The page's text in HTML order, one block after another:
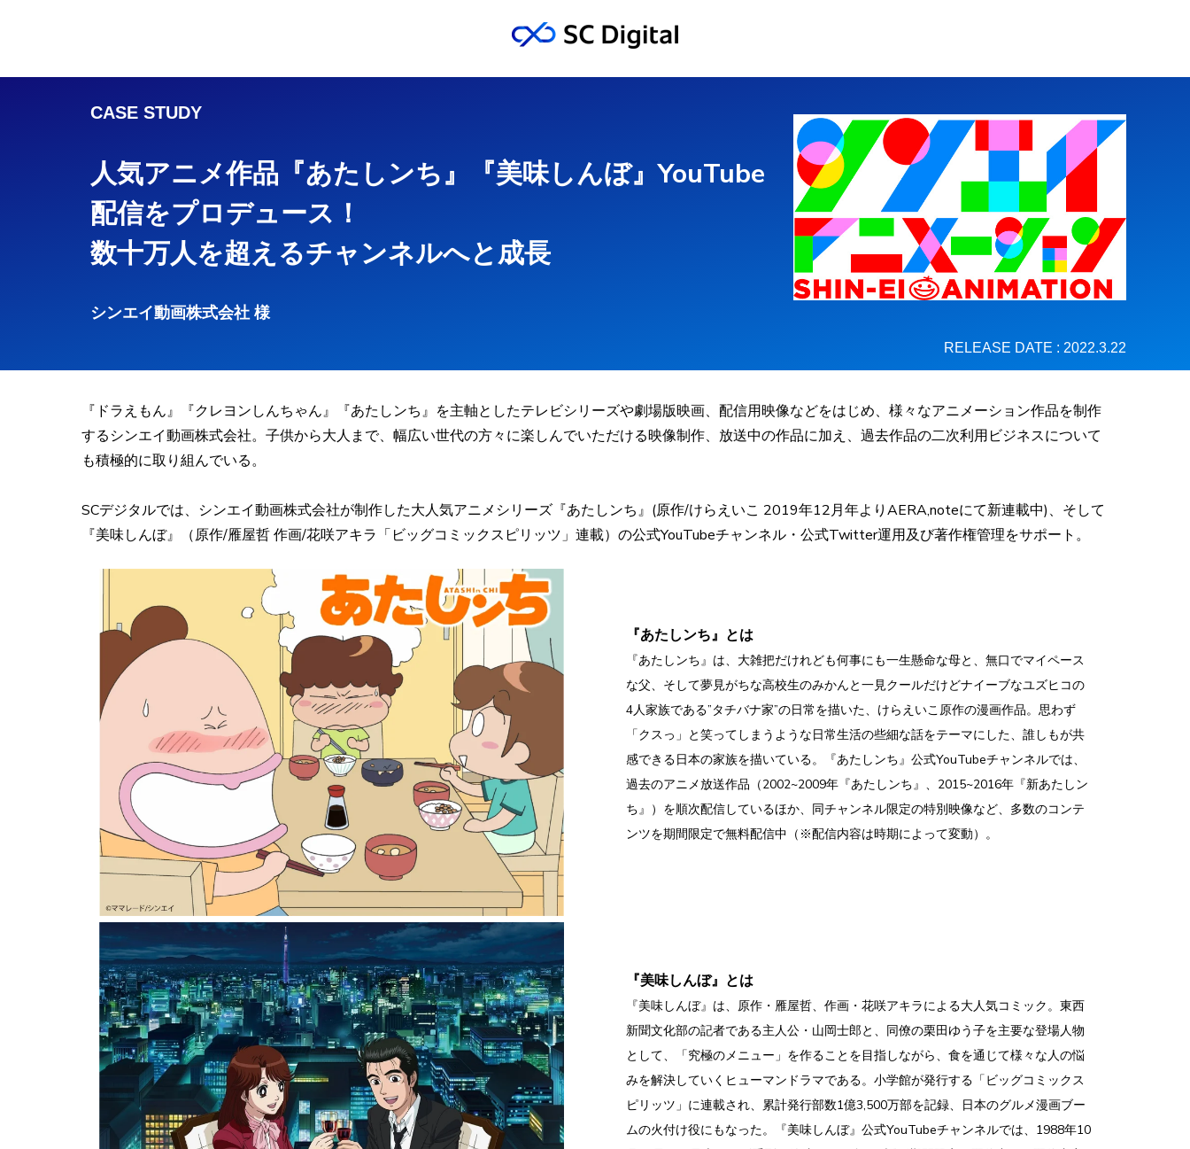
CASE STUDY
人気アニメ作品 『あたしンち』『美味しんぼ』YouTube
配信をプロデュース！
数十万人を超えるチャンネルへと成長
シンエイ動画株式会社 様
RELEASE DATE : 2022.3.22
『ドラえもん』『クレヨンしんちゃん』『あたしンち』を主軸としたテレビシリーズや劇場版映画、配信用映像などをはじめ、様々なアニメーション作品を制作
するシンエイ動画株式会社。子供から大人まで、幅広い世代の方々に楽しんでいただける映像制作、放送中の作品に加え、過去作品の二次利用ビジネスについて
も積極的に取り組んでいる。
SCデジタルでは、シンエイ動画株式会社が制作した大人気アニメシリーズ『あたしンち』(原作/けらえいこ 2019年12月年よりAERA,noteにて新連載中)、そして
『美味しんぼ』（原作/雁屋哲 作画/花咲アキラ「ビッグコミックスピリッツ」連載）の公式YouTubeチャンネル・公式Twitter運用及び著作権管理をサポート。
『あたしンち』とは
『あたしンち』は、大雑把だけれども何事にも一生懸命な母と、無口でマイペース
な父、そして夢見がちな高校生のみかんと一見クールだけどナイーブなユズヒコの
4人家族である”タチバナ家”の日常を描いた、けらえいこ原作の漫画作品。思わず
「クスっ」と笑ってしまうような日常生活の些細な話をテーマにした、誰しもが共
感できる日本の家族を描いている。『あたしンち』公式YouTubeチャンネルでは、
過去のアニメ放送作品（2002~2009年『あたしンち』、2015~2016年『新あたしン
ち』）を順次配信しているほか、同チャンネル限定の特別映像など、多数のコンテ
ンツを期間限定で無料配信中（※配信内容は時期によって変動）。
『美味しんぼ』とは
『美味しんぼ』は、原作・雁屋哲、作画・花咲アキラによる大人気コミック。東西
新聞文化部の記者である主人公・山岡士郎と、同僚の栗田ゆう子を主要な登場人物
として、「究極のメニュー」を作ることを目指しながら、食を通じて様々な人の悩
みを解決していくヒューマンドラマである。小学館が発行する「ビッグコミックス
ピリッツ」に連載され、累計発行部数1億3,500万部を記録、日本のグルメ漫画ブー
ムの火付け役にもなった。『美味しんぼ』公式YouTubeチャンネルでは、1988年10